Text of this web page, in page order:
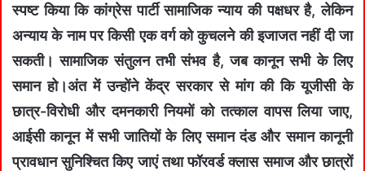
स्पष्ट किया कि कांग्रेस पार्टी सामाजिक न्याय की पक्षधर है, लेकिन
अन्याय के नाम पर किसी एक वर्ग को कुचलने की इजाजत नहीं दी जा
सकती। सामाजिक संतुलन तभी संभव है, जब कानून सभी के लिए
समान हो।अंत में उन्होंने केंद्र सरकार से मांग की कि यूजीसी के
छात्र-विरोधी और दमनकारी नियमों को तत्काल वापस लिया जाए,
आईसी कानून में सभी जातियों के लिए समान दंड और समान कानूनी
प्रावधान सुनिश्चित किए जाएं तथा फॉरवर्ड क्लास समाज और छात्रों